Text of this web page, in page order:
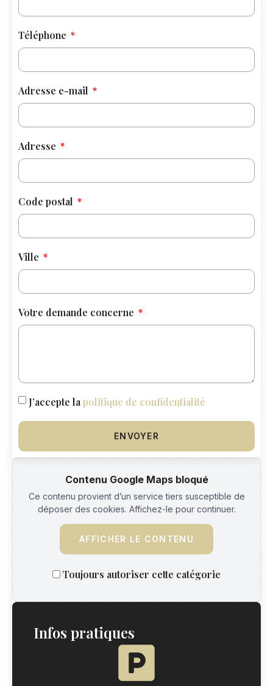
Contenu Google Maps bloqué
Ce contenu provient d’un service tiers susceptible de
déposer des cookies. Affichez-le pour continuer.
AFFICHER LE CONTENU
Toujours autoriser cette catégorie
Infos pratiques
Téléphone
Adresse e-mail
Adresse
Code postal
Ville
Votre demande concerne
J’accepte lapolitique de confidentialité
ENVOYER